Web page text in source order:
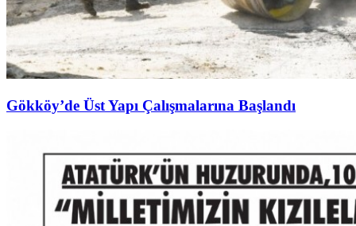
Gökköy’de Üst Yapı Çalışmalarına Başlandı